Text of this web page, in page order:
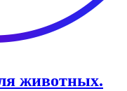
животных.